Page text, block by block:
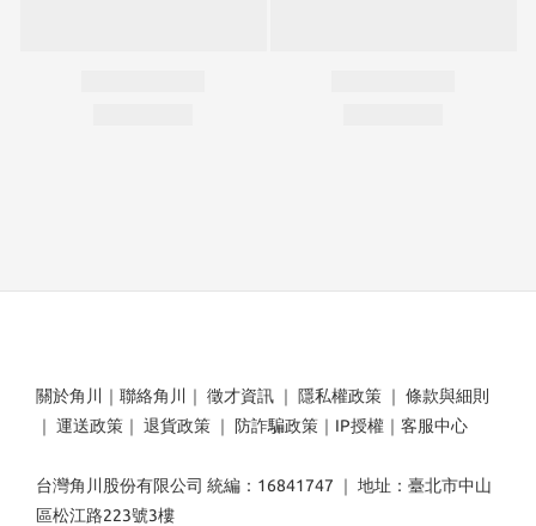
關於角川 ｜ 聯絡角川 ｜ 徵才資訊 ｜ 隱私權政策 ｜ 條款與細則
｜ 運送政策 ｜ 退貨政策 ｜ 防詐騙政策 ｜ IP授權 ｜ 客服中心
台灣角川股份有限公司 統編：16841747 ｜ 地址：臺北市中山
區松江路223號3樓